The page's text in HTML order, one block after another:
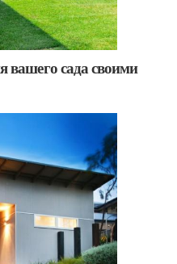
вашего сада своими